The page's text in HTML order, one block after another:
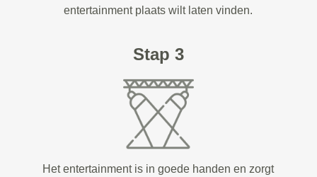
entertainment plaats wilt laten vinden.
Stap 3
Het entertainment is in goede handen en zorgt